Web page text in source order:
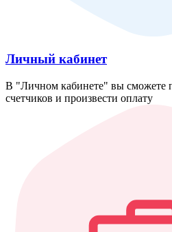
Личный кабинет
В "Личном кабинете" вы сможете
счетчиков и произвести оплату